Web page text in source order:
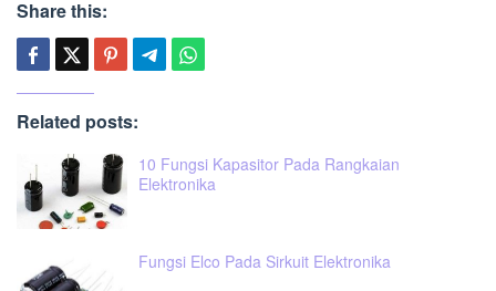
Share this:
Related posts:
10 Fungsi Kapasitor Pada Rangkaian
Elektronika
Fungsi Elco Pada Sirkuit Elektronika